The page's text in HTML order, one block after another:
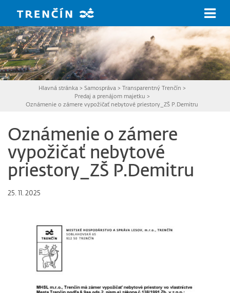
Hlavná stránka > Samospráva > Transparentný Trenčín >
Predaj a prenájom majetku >
Oznámenie o zámere vypožičať nebytové priestory_ZŠ P.Demitru
Oznámenie o zámere
vypožičať nebytové
priestory_ZŠ P.Demitru
25. 11. 2025